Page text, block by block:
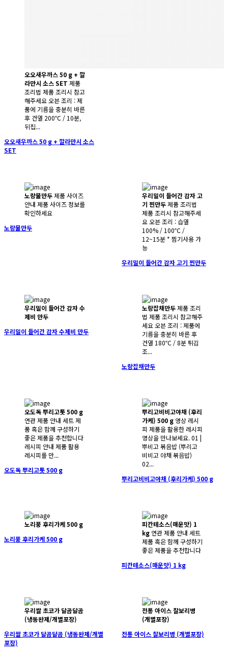
오오새우까스 50 g + 깔
라만시 소스 SET 제품
조리법 제품 조리시 참고
해주세요 오븐 조리 : 제
품에 기름을 충분히 바른
후 건열 200℃ / 10분,
뒤집...
오오새우까스 50 g + 깔라만시 소스
SET
노랑물만두제품 사이즈
안내 제품 사이즈 정보를
확인하세요
노랑물만두
우리밀이 들어간 감자 고
기 찐만두제품 조리법
제품 조리시 참고해주세
요 오븐 조리 : 습열
100% / 100℃ /
12~15분 * 찜기사용 가
능
우리밀이 들어간 감자 고기 찐만두
우리밀이 들어간 감자 수
제비 만두
우리밀이 들어간 감자 수제비 만두
노랑잡채만두제품 조리
법 제품 조리시 참고해주
세요 오븐 조리 : 제품에
기름을 충분히 바른 후
건열 180℃ / 8분 튀김
조...
노랑잡채만두
오도독 뿌리고톳 500 g
연관 제품 안내 세트 제
품 혹은 함께 구성하기
좋은 제품을 추천합니다
레시피 안내 제품 활용
레시피를 만...
오도독 뿌리고톳 500 g
뿌리고비비고야채 (후리
가케) 500 g 영상 레시
피 제품을 활용한 레시피
영상을 만나보세요. 01 |
뿌비고 볶음밥 (뿌리고
비비고 야채 볶음밥)
02...
뿌리고비비고야채 (후리가케) 500 g
노리풍 후리가케 500 g
노리풍 후리가케 500 g
피칸테소스(매운맛) 1
kg 연관 제품 안내 세트
제품 혹은 함께 구성하기
좋은 제품을 추천합니다
피칸테소스(매운맛) 1 kg
우리쌀 초코가 달곰달곰
(냉동완제/개별포장)
우리쌀 초코가 달곰달곰 (냉동완제/개별
포장)
전통 아이스 찰보리병
(개별포장)
전통 아이스 찰보리병 (개별포장)